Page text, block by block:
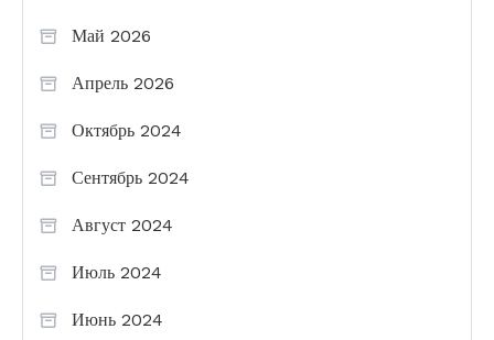
Май 2026
Апрель 2026
Октябрь 2024
Сентябрь 2024
Август 2024
Июль 2024
Июнь 2024